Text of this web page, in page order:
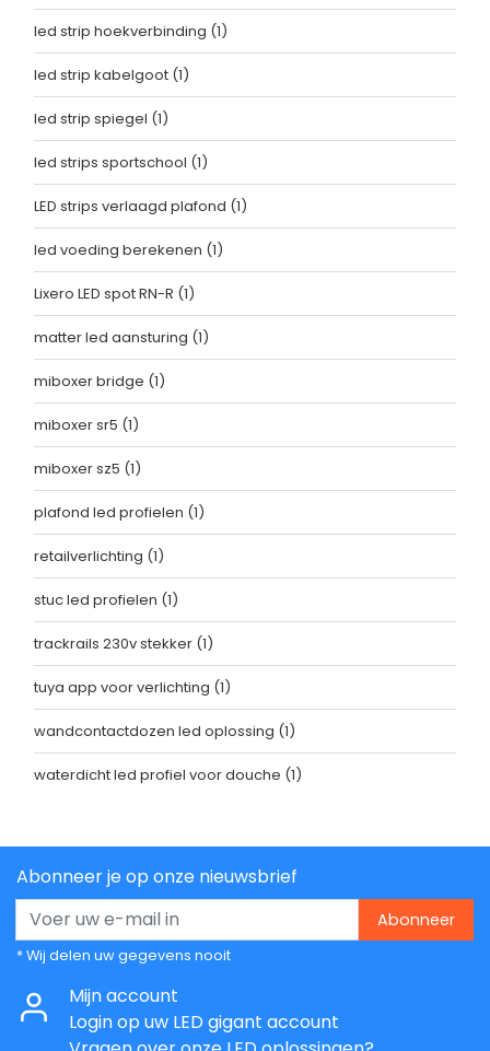
led strip hoekverbinding (1)
led strip kabelgoot (1)
led strip spiegel (1)
led strips sportschool (1)
LED strips verlaagd plafond (1)
led voeding berekenen (1)
Lixero LED spot RN-R (1)
matter led aansturing (1)
miboxer bridge (1)
miboxer sr5 (1)
miboxer sz5 (1)
plafond led profielen (1)
retailverlichting (1)
stuc led profielen (1)
trackrails 230v stekker (1)
tuya app voor verlichting (1)
wandcontactdozen led oplossing (1)
waterdicht led profiel voor douche (1)
Abonneer je op onze nieuwsbrief
Abonneer
* Wij delen uw gegevens nooit
Mijn account
Login op uw LED gigant account